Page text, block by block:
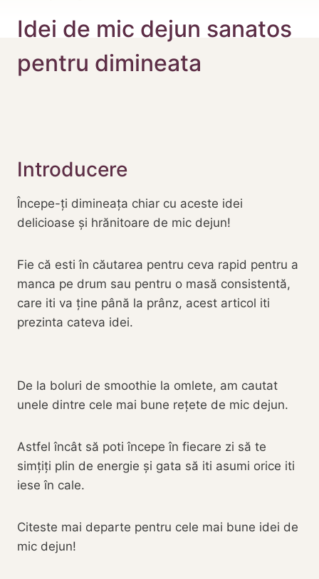
Idei de mic dejun sanatos
pentru dimineata
Introducere
Începe-ți dimineața chiar cu aceste idei
delicioase și hrănitoare de mic dejun!
Fie că esti în căutarea pentru ceva rapid pentru a
manca pe drum sau pentru o masă consistentă,
care iti va ține până la prânz, acest articol iti
prezinta cateva idei.
De la boluri de smoothie la omlete, am cautat
unele dintre cele mai bune rețete de mic dejun.
Astfel încât să poti începe în fiecare zi să te
simțiți plin de energie și gata să iti asumi orice iti
iese în cale.
Citeste mai departe pentru cele mai bune idei de
mic dejun!